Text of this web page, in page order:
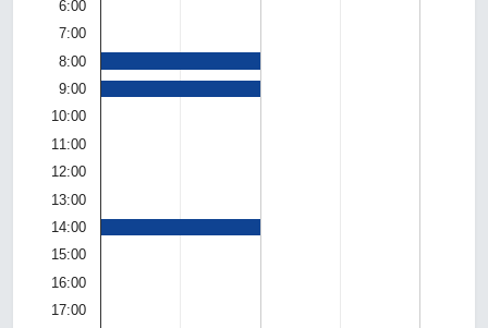
6:00
7:00
8:00
9:00
10:00
11:00
12:00
13:00
14:00
15:00
16:00
17:00